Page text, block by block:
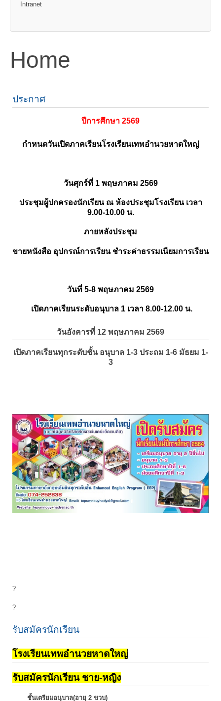
Intranet
Home
ประกาศ
ปีการศึกษา 2569
กำหนดวันเปิดภาคเรียนโรงเรียนเทพอำนวยหาดใหญ่
วันศุกร์ที่ 1 พฤษภาคม 2569
ประชุมผู้ปกครองนักเรียน ณ ห้องประชุมโรงเรียน เวลา
9.00-10.00 น.
ภายหลังประชุม
ขายหนังสือ อุปกรณ์การเรียน ชำระค่าธรรมเนียมการเรียน
วันที่ 5-8 พฤษภาคม 2569
เปิดภาคเรียนระดับอนุบาล 1 เวลา 8.00-12.00 น.
วันอังคารที่ 12 พฤษภาคม 2569
เปิดภาคเรียนทุกระดับชั้น อนุบาล 1-3 ประถม 1-6 มัธยม 1-
3
?
?
รับสมัครนักเรียน
โรงเรียนเทพอำนวยหาดใหญ่
รับสมัครนักเรียน ชาย-หญิง
ชั้นเตรียมอนุบาล(อายุ 2 ขวบ)